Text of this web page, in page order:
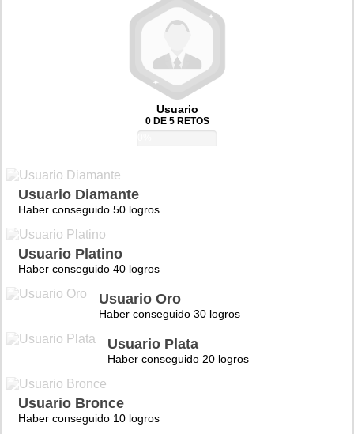
Usuario
0 DE 5 RETOS
Usuario Diamante
Haber conseguido 50 logros
Usuario Platino
Haber conseguido 40 logros
Usuario Oro
Haber conseguido 30 logros
Usuario Plata
Haber conseguido 20 logros
Usuario Bronce
Haber conseguido 10 logros